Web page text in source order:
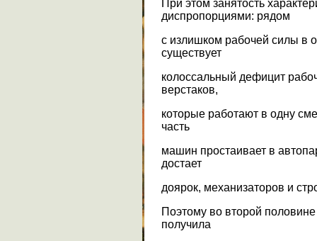
При этом занятость
диспропорциями: рядом
с излишком рабочей силы в
существует
колоссальный дефицит
верстаков,
которые работают в одну
часть
машин простаивает в
достает
доярок, механизаторов и
Поэтому во второй
получила